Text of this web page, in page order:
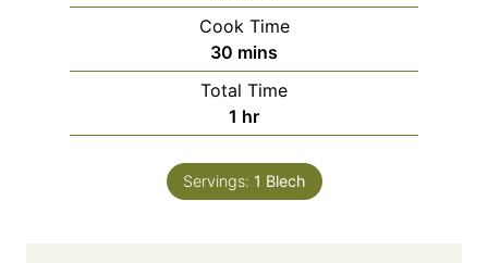
i
n
u
t
e
s
Cook Time
30 m
i
n
u
e
s
mins
Total Time
1 h
o
u
r
hr
Servings: 1 Blech